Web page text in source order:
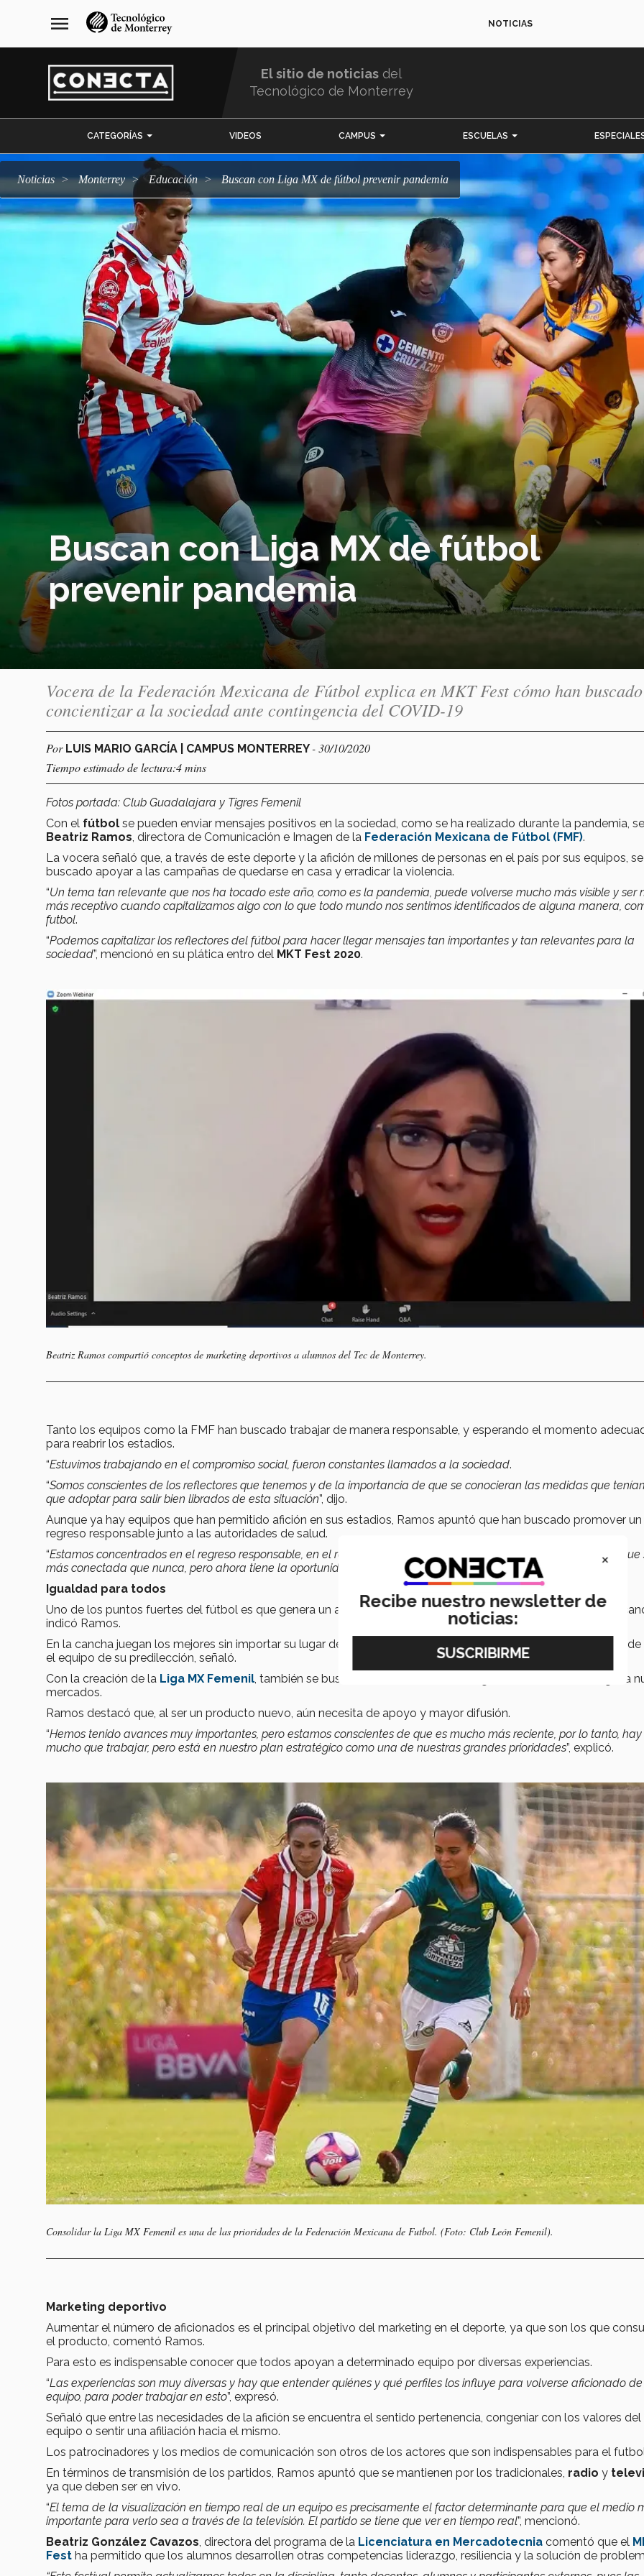
navegación
principal
menu NOTICIAS
El sitio de noticias del
Tecnológico de Monterrey
CATEGORÍAS VIDEOS CAMPUS ESCUELAS
Noticias Monterrey Educación Buscan con Liga MX de fútbol prevenir pandemia
Buscan con Liga MX de fútbol
prevenir pandemia
Vocera de la Federación Mexicana de Fútbol explica en MKT Fest cómo han buscado
concientizar a la sociedad ante contingencia del COVID-19
Por LUIS MARIO GARCÍA | CAMPUS MONTERREY- 30/10/2020
Tiempo estimado de lectura:4 mins
Fotos portada: Club Guadalajara y Tigres Femenil
Con el fútbol se pueden enviar mensajes positivos en la sociedad, como se ha realizado durante la pandemia,
Beatriz Ramos , directora de Comunicación e Imagen de la Federación Mexicana de Fútbol (FMF).
La vocera señaló que, a través de este deporte y la afición de millones de personas en el país por sus equipos,
buscado apoyar a las campañas de quedarse en casa y erradicar la violencia.
“Un tema tan relevante que nos ha tocado este año, como es la pandemia, puede volverse mucho más visible y ser
más receptivo cuando capitalizamos algo con lo que todo mundo nos sentimos identificados de alguna manera,
futbol.
“Podemos capitalizar los reflectores del fútbol para hacer llegar mensajes tan importantes y tan relevantes para la
sociedad”, mencionó en su plática entro del MKT Fest 2020.
Beatriz Ramos compartió conceptos de marketing deportivos a alumnos del Tec de Monterrey.
Tanto los equipos como la FMF han buscado trabajar de manera responsable, y esperando el momento
para reabrir los estadios.
“Estuvimos trabajando en el compromiso social, fueron constantes llamados a la sociedad.
“Somos conscientes de los reflectores que tenemos y de la importancia de que se conocieran las medidas que
que adoptar para salir bien librados de esta situación”, dijo.
Aunque ya hay equipos que han permitido afición en sus estadios, Ramos apuntó que han buscado promover un
regreso responsable junto a las autoridades de salud.
“Estamos concentrados en el regreso responsable, en el regreso a las actividades que permita a nuestra afición, que
más conectada que nunca, pero ahora tiene la oportunidad de seguir nuestros partidos por televisión
Igualdad para todos
Uno de los puntos fuertes del fútbol es que genera un ambiente democrático tanto dentro como fuera de la
indicó Ramos.
En la cancha juegan los mejores sin importar su lugar de origen o condición social, y la afición también es libre de
el equipo de su predilección, señaló.
Con la creación de la Liga MX Femenil, también se busca crear esa condición de igualdad, además de llegar a
mercados.
Ramos destacó que, al ser un producto nuevo, aún necesita de apoyo y mayor difusión.
“Hemos tenido avances muy importantes, pero estamos conscientes de que es mucho más reciente, por lo tanto, hay
mucho que trabajar, pero está en nuestro plan estratégico como una de nuestras grandes prioridades”, explicó.
Consolidar la Liga MX Femenil es una de las prioridades de la Federación Mexicana de Futbol. (Foto: Club León Femenil).
Marketing deportivo
Aumentar el número de aficionados es el principal objetivo del marketing en el deporte, ya que son los que
el producto, comentó Ramos.
Para esto es indispensable conocer que todos apoyan a determinado equipo por diversas experiencias.
“Las experiencias son muy diversas y hay que entender quiénes y qué perfiles los influye para volverse aficionado
equipo, para poder trabajar en esto”, expresó.
Señaló que entre las necesidades de la afición se encuentra el sentido pertenencia, congeniar con los valores del
equipo o sentir una afiliación hacia el mismo.
Los patrocinadores y los medios de comunicación son otros de los actores que son indispensables para el
En términos de transmisión de los partidos, Ramos apuntó que se mantienen por los tradicionales, radio y
ya que deben ser en vivo.
“El tema de la visualización en tiempo real de un equipo es precisamente el factor determinante para que el medio
importante para verlo sea a través de la televisión. El partido se tiene que ver en tiempo real”, mencionó.
Beatriz González Cavazos, directora del programa de la Licenciatura en Mercadotecnia comentó que el
Fest ha permitido que los alumnos desarrollen otras competencias liderazgo, resiliencia y la solución de
×
Recibe nuestro newsletter de
noticias: